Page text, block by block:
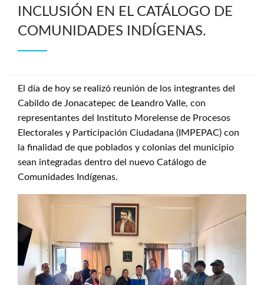
INCLUSIÓN EN EL CATÁLOGO DE
COMUNIDADES INDÍGENAS.
El día de hoy se realizó reunión de los integrantes del
Cabildo de Jonacatepec de Leandro Valle, con
representantes del Instituto Morelense de Procesos
Electorales y Participación Ciudadana (IMPEPAC) con
la finalidad de que poblados y colonias del municipio
sean integradas dentro del nuevo Catálogo de
Comunidades Indígenas.